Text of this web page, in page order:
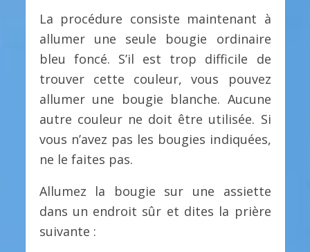
La procédure consiste maintenant à
allumer une seule bougie ordinaire
bleu foncé. S’il est trop difficile de
trouver cette couleur, vous pouvez
allumer une bougie blanche. Aucune
autre couleur ne doit être utilisée. Si
vous n’avez pas les bougies indiquées,
ne le faites pas.
Allumez la bougie sur une assiette
dans un endroit sûr et dites la prière
suivante :